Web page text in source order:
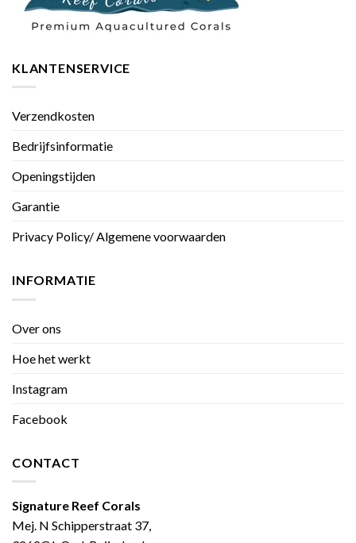
KLANTENSERVICE
Verzendkosten
Bedrijfsinformatie
Openingstijden
Garantie
Privacy Policy/ Algemene voorwaarden
INFORMATIE
Over ons
Hoe het werkt
Instagram
Facebook
CONTACT
Signature Reef Corals
Mej. N Schipperstraat 37,